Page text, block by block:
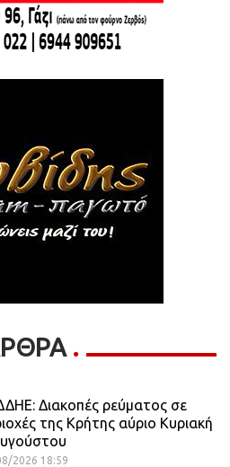
Διακοπές ρεύματος σε
της Κρήτης αύριο Κυριακή
2026 18:59